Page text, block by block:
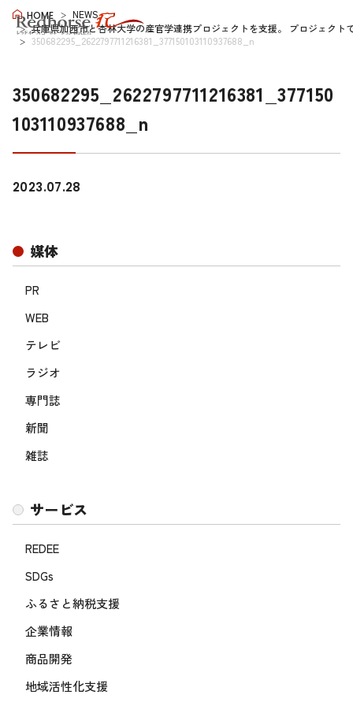
HOME
NEWS
兵庫県加西市と杏林大学の産官学連携プロジェクトを支援。 プロジェク
350682295_2622797711216381_377150103110937688_n
350682295_2622797711216381_377150
103110937688_n
媒体
PR
WEB
テレビ
ラジオ
専門誌
新聞
雑誌
サービス
REDEE
SDGs
ふるさと納税支援
企業情報
商品開発
地域活性化支援
2023.07.28